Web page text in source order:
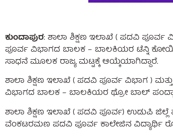
ಕುಂದಾಪುರ: ಶಾಲಾ ಶಿಕ್ಷಣ ಇಲಾಖೆ ( ಪದವಿ ಪೂರ್ವ
ಪೂರ್ವ ವಿಭಾಗದ ಬಾಲಕ – ಬಾಲಕಿಯರ ಟೆನ್ನಿ
ಸಾಧನೆ ಮೂಲಕ ರಾಜ್ಯ ಮಟ್ಟಕ್ಕೆ ಆಯ್ಕೆಯಾಗಿದ್ದಾರೆ.
ಶಾಲಾ ಶಿಕ್ಷಣ ಇಲಾಖೆ ( ಪದವಿ ಪೂರ್ವ ವಿಭಾಗ )
ವಿಭಾಗದ ಬಾಲಕ – ಬಾಲಕಿಯರ ಥ್ರೋ ಬಾಲ್
ಶಾಲಾ ಶಿಕ್ಷಣ ಇಲಾಖೆ ( ಪದವಿ ಪೂರ್ವ) ಉಡುಪಿ
ವೆಂಕಟರಮಣ ಪದವಿ ಪೂರ್ವ ಕಾಲೇಜಿನ ವಿದ್ಯಾರ್ಥಿ